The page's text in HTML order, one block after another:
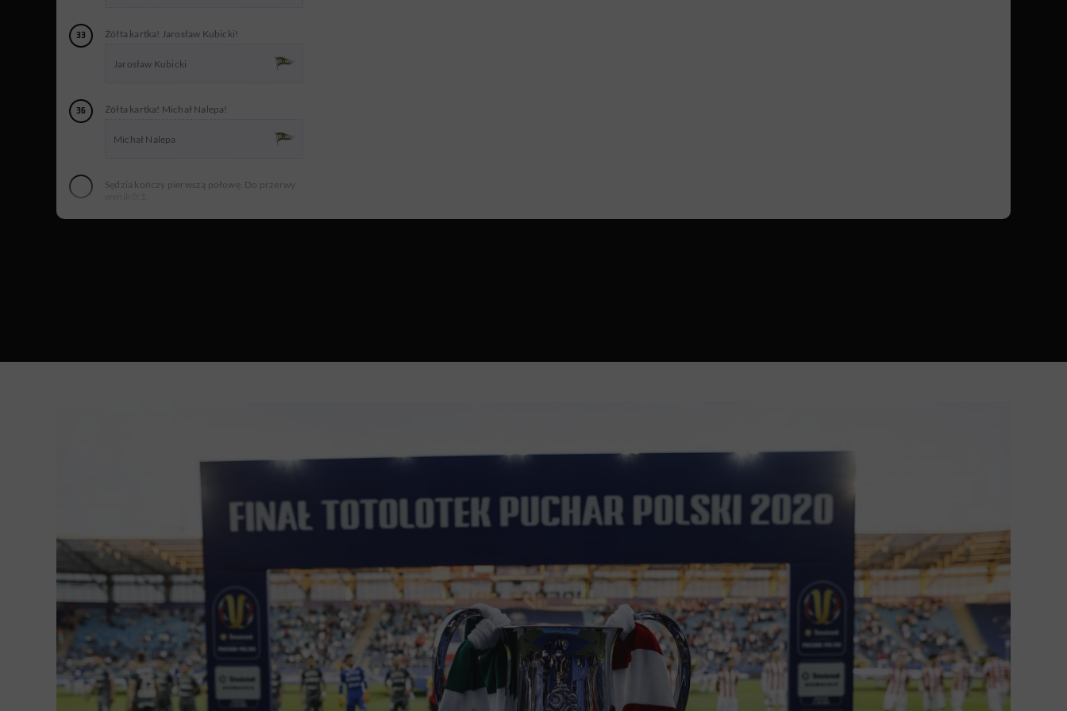
33 Żółta kartka! Jarosław Kubicki!
Jarosław Kubicki
36 Żółta kartka! Michał Nalepa!
Michał Nalepa
Sędzia kończy pierwszą połowę. Do przerwy
71 Zmiana Lechia Gdańsk.
Łukasz Zwoliński
Żółta kartka! Michał Rakoczy!
Michał Rakoczy